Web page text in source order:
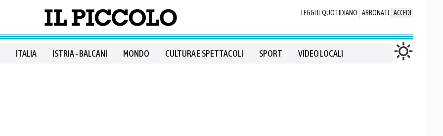
LEGGI IL QUOTIDIANO ABBONATI ACCEDI
ITALIA ISTRIA - BALCANI MONDO CULTURA E SPETTACOLI SPORT VIDEO LOCALI